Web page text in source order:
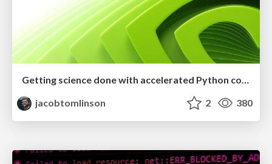
Getting science done with accelerated Python computing platforms
jacobtomlinson
2 380